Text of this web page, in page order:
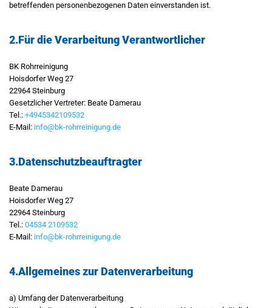
betreffenden personenbezogenen Daten einverstanden ist.
2.Für die Verarbeitung Verantwortlicher
BK Rohrreinigung
Hoisdorfer Weg 27
22964 Steinburg
Gesetzlicher Vertreter: Beate Damerau
Tel.: +4945342109532
E-Mail: info@bk-rohrreinigung.de
3.Datenschutzbeauftragter
Beate Damerau
Hoisdorfer Weg 27
22964 Steinburg
Tel.: 04534 2109532
E-Mail: info@bk-rohrreinigung.de
4.Allgemeines zur Datenverarbeitung
a) Umfang der Datenverarbeitung